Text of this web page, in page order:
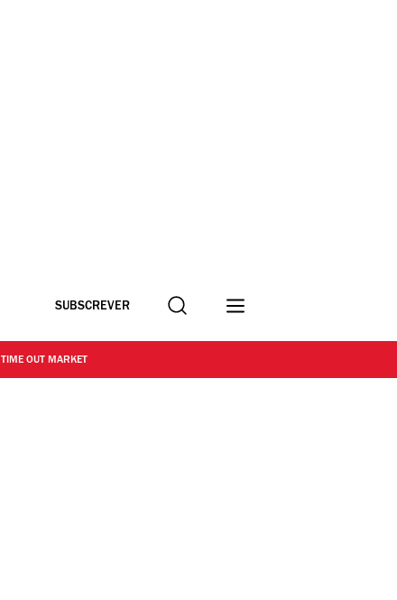
SUBSCREVER Procurar
TIME OUT MARKET